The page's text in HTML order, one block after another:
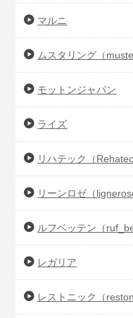
マルニ
ムスタリング（
モットンジャパン
ライズ
リハテック（
リーンロゼ（
ルフベッテン（
レガリア
レストニック（